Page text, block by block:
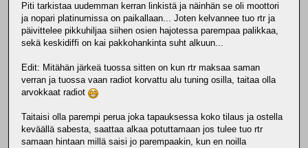
Piti tarkistaa uudemman kerran linkistä ja näinhän se oli moottori
ja nopari platinumissa on paikallaan... Joten kelvannee tuo rtr ja
päivittelee pikkuhiljaa siihen osien hajotessa parempaa palikkaa,
sekä keskidiffi on kai pakkohankinta suht alkuun...
Edit: Mitähän järkeä tuossa sitten on kun rtr maksaa saman
verran ja tuossa vaan radiot korvattu alu tuning osilla, taitaa olla
arvokkaat radiot
Taitaisi olla parempi perua joka tapauksessa koko tilaus ja ostella
keväällä sabesta, saattaa alkaa potuttamaan jos tulee tuo rtr
samaan hintaan millä saisi jo parempaakin, kun en noilla